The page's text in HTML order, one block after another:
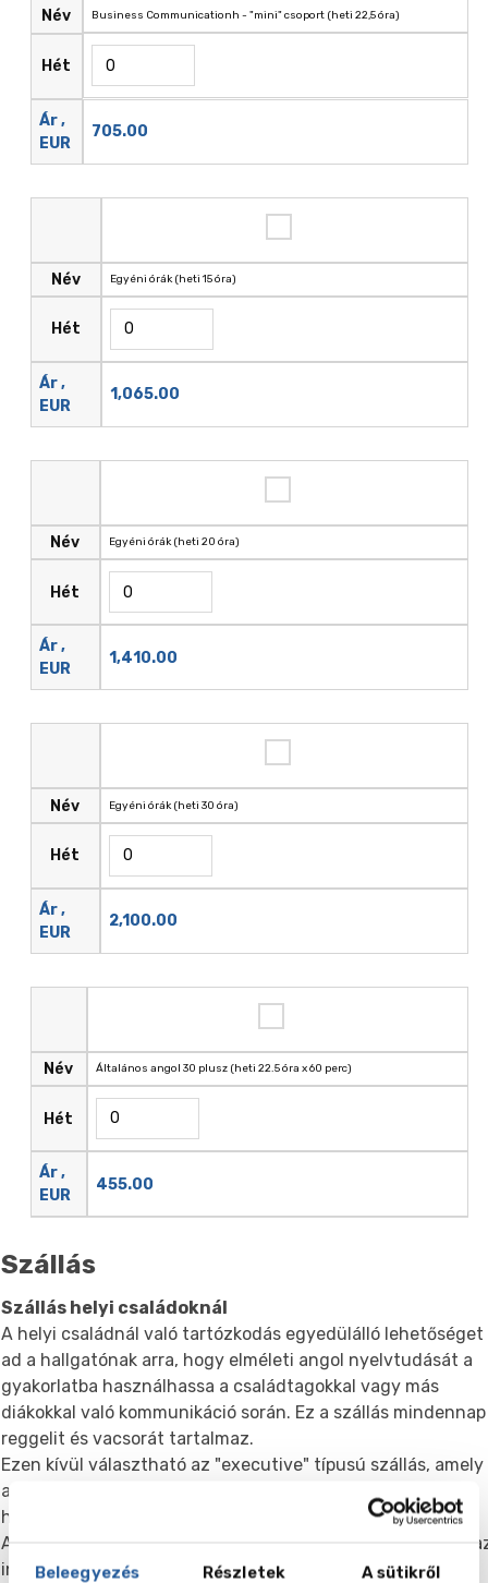
Beleegyezés Részletek A sütikről
Név
Hét
Ár ,
EUR
Business Communicationh - "mini" csoport (heti 22,5 óra)
705.00
Név
Hét
Ár ,
EUR
Egyéni órák (heti 15 óra)
1,065.00
Név
Hét
Ár ,
EUR
Egyéni órák (heti 20 óra)
1,410.00
Név
Hét
Ár ,
EUR
Egyéni órák (heti 30 óra)
2,100.00
Név
Hét
Ár ,
EUR
Általános angol 30 plusz (heti 22.5 óra x 60 perc)
455.00
Szállás
Szállás helyi családoknál
A helyi családnál való tartózkodás egyedülálló lehetőséget
ad a hallgatónak arra, hogy elméleti angol nyelvtudását a
gyakorlatba használhassa a családtagokkal vagy más
diákokkal való kommunikáció során. Ez a szállás mindennap
reggelit és vacsorát tartalmaz.
Ezen kívül választható az "executive" típusú szállás, amely
a napi étkezés mellett saját fürdőszoba és Wi-Fi
hozzáférést is garantál.
A családok típusa, életkora, gyermekszáma stb., valamint
ingatlan típusa szerint különbözik - az apartmanoktól a